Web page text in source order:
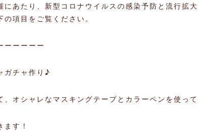
にあたり、新型コロナウイルスの感染予防と流行拡
項目をご覧ください。
ーーーーー
ガチャ作り♪
、オシャレなマスキングテープとカラーペンを使って
す！